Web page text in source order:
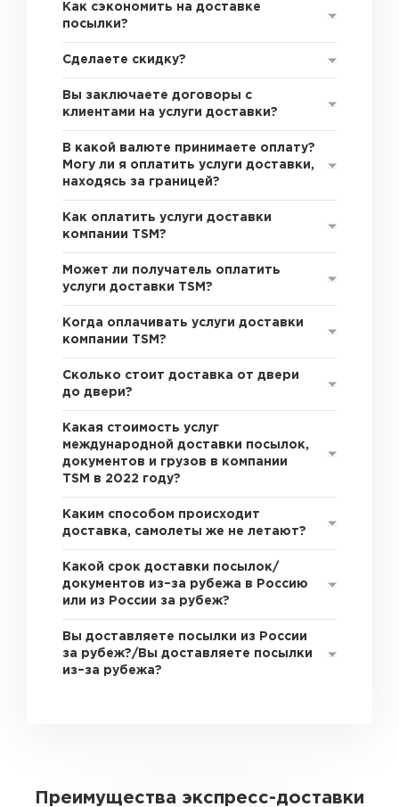
Как сэкономить на доставке
посылки?
Сделаете скидку?
Вы заключаете договоры с
клиентами на услуги доставки?
В какой валюте принимаете оплату?
Могу ли я оплатить услуги доставки,
находясь за границей?
Как оплатить услуги доставки
компании TSM?
Может ли получатель оплатить
услуги доставки TSM?
Когда оплачивать услуги доставки
компании TSM?
Сколько стоит доставка от двери
до двери?
Какая стоимость услуг
международной доставки посылок,
документов и грузов в компании
TSM в 2022 году?
Каким способом происходит
доставка, самолеты же не летают?
Какой срок доставки посылок/
документов из–за рубежа в Россию
или из России за рубеж?
Вы доставляете посылки из России
за рубеж?/Вы доставляете посылки
из–за рубежа?
Преимущества экспресс-доставки